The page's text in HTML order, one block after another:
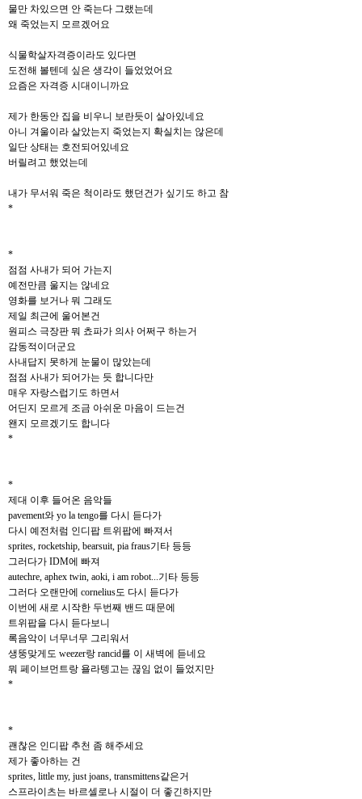
물만 차있으면 안 죽는다 그랬는데
왜 죽었는지 모르겠어요
식물학살자격증이라도 있다면
도전해 볼텐데 싶은 생각이 들었었어요
요즘은 자격증 시대이니까요
제가 한동안 집을 비우니 보란듯이 살아있네요
아니 겨울이라 살았는지 죽었는지 확실치는 않은데
일단 상태는 호전되어있네요
버릴려고 했었는데
내가 무서워 죽은 척이라도 했던건가 싶기도 하고 참
*
*
점점 사내가 되어 가는지
예전만큼 울지는 않네요
영화를 보거나 뭐 그래도
제일 최근에 울어본건
원피스 극장판 뭐 쵸파가 의사 어쩌구 하는거
감동적이더군요
사내답지 못하게 눈물이 많았는데
점점 사내가 되어가는 듯 합니다만
매우 자랑스럽기도 하면서
어딘지 모르게 조금 아쉬운 마음이 드는건
왠지 모르겠기도 합니다
*
*
제대 이후 들어온 음악들
pavement와 yo la tengo를 다시 듣다가
다시 예전처럼 인디팝 트위팝에 빠져서
sprites, rocketship, bearsuit, pia fraus기타 등등
그러다가 IDM에 빠져
autechre, aphex twin, aoki, i am robot...기타 등등
그러다 오랜만에 cornelius도 다시 듣다가
이번에 새로 시작한 두번째 밴드 때문에
트위팝을 다시 듣다보니
록음악이 너무너무 그리워서
생뚱맞게도 weezer랑 rancid를 이 새벽에 듣네요
뭐 페이브먼트랑 욜라텡고는 끊임 없이 들었지만
*
*
괜찮은 인디팝 추천 좀 해주세요
제가 좋아하는 건
sprites, little my, just joans, transmittens같은거
스프라이츠는 바르셀로나 시절이 더 좋긴하지만